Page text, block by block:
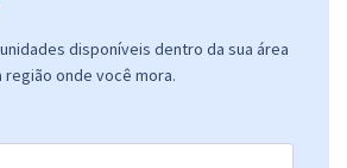
disponíveis dentro da sua área
onde você mora.